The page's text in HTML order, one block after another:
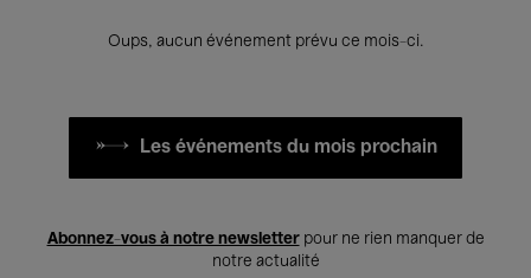
Oups, aucun événement prévu ce mois-ci.
Les événements du mois prochain
Abonnez-vous à notre newsletterpour ne rien manquer de
notre actualité